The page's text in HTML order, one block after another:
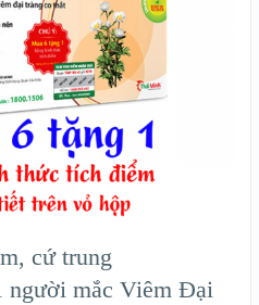
cứ trung
người mắc Viêm Đại